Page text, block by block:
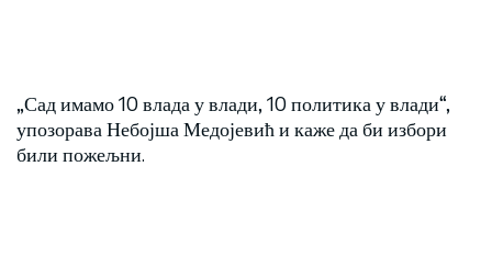
„Сад имамо 10 влада у влади, 10 политика у влади“,
упозорава Небојша Медојевић и каже да би избори
били пожељни.